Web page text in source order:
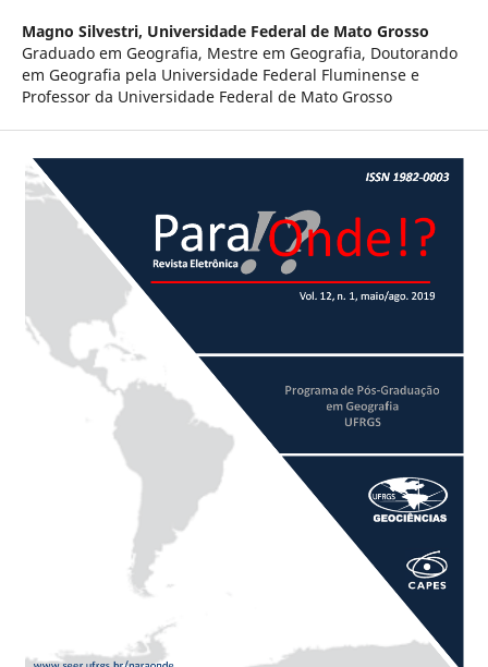
Magno Silvestri, Universidade Federal de Mato Grosso
Graduado em Geografia, Mestre em Geografia, Doutorando
em Geografia pela Universidade Federal Fluminense e
Professor da Universidade Federal de Mato Grosso